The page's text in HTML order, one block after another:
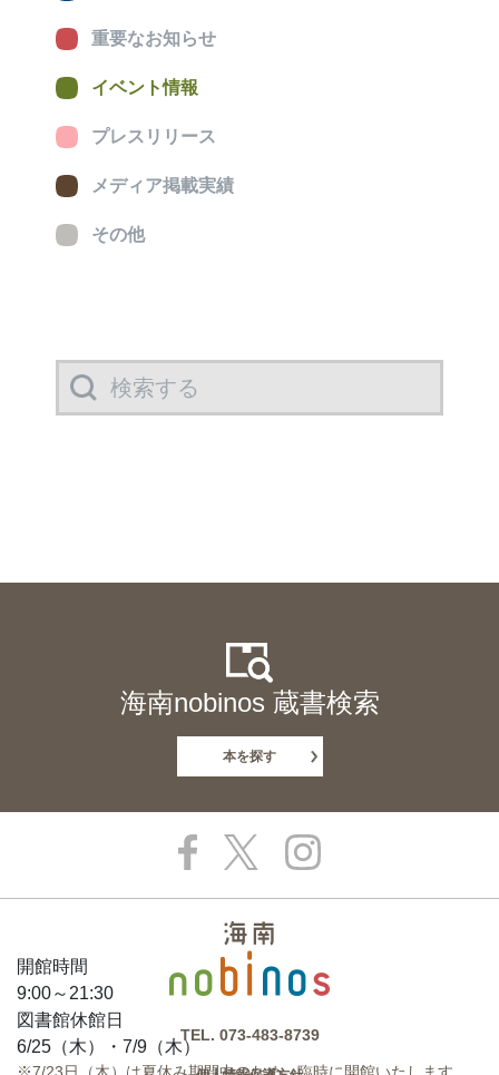
開館時間
9:00～21:30
図書館休館日
6/25（木）・7/9（木）
重要なお知らせ
イベント情報
プレスリリース
メディア掲載実績
その他
海南nobinos 蔵書検索
本を探す
TEL. 073-483-8739